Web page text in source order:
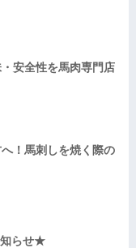
安全性を馬肉専門店
！馬刺しを焼く際の
らせ★